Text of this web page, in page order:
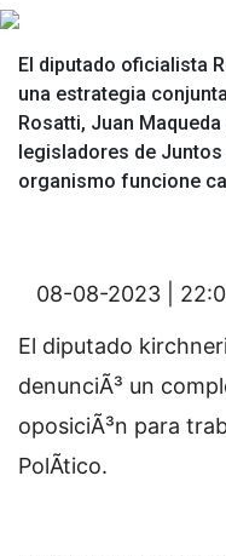
El diputado oficialista
una estrategia
Rosatti, Juan
legisladores de
organismo funcione
08-08-2023 |
El diputado
denunciÃ³ un
oposiciÃ³n para
PolÃ­tico.